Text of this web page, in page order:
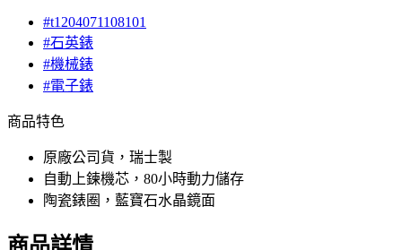
#t1204071108101
#石英錶
#機械錶
#電子錶
商品特色
原廠公司貨，瑞士製
自動上鍊機芯，80小時動力儲存
陶瓷錶圈，藍寶石水晶鏡面